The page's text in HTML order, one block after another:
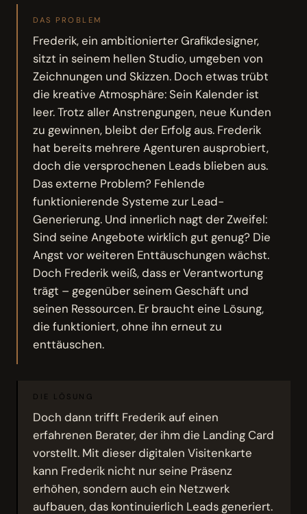
DAS PROBLEM
Frederik, ein ambitionierter Grafikdesigner,
sitzt in seinem hellen Studio, umgeben von
Zeichnungen und Skizzen. Doch etwas trübt
die kreative Atmosphäre: Sein Kalender ist
leer. Trotz aller Anstrengungen, neue Kunden
zu gewinnen, bleibt der Erfolg aus. Frederik
hat bereits mehrere Agenturen ausprobiert,
doch die versprochenen Leads blieben aus.
Das externe Problem? Fehlende
funktionierende Systeme zur Lead-
Generierung. Und innerlich nagt der Zweifel:
Sind seine Angebote wirklich gut genug? Die
Angst vor weiteren Enttäuschungen wächst.
Doch Frederik weiß, dass er Verantwortung
trägt – gegenüber seinem Geschäft und
seinen Ressourcen. Er braucht eine Lösung,
die funktioniert, ohne ihn erneut zu
enttäuschen.
DIE LÖSUNG
Doch dann trifft Frederik auf einen
erfahrenen Berater, der ihm die Landing Card
vorstellt. Mit dieser digitalen Visitenkarte
kann Frederik nicht nur seine Präsenz
erhöhen, sondern auch ein Netzwerk
aufbauen, das kontinuierlich Leads generiert.